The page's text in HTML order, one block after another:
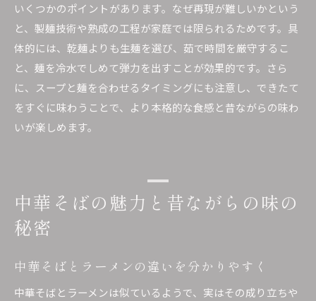
いくつかのポイントがあります。なぜ再現が難しいかという
と、製麺技術や熟成の工程が家庭では限られるためです。具
体的には、乾麺よりも生麺を選び、茹で時間を厳守するこ
と、麺を冷水でしめて弾力を出すことが効果的です。さら
に、スープと麺を合わせるタイミングにも注意し、できたて
をすぐに味わうことで、より本格的な食感と昔ながらの味わ
いが楽しめます。
中華そばの魅力と昔ながらの味の
秘密
中華そばとラーメンの違いを分かりやすく
中華そばとラーメンは似ているようで、実はその成り立ちや